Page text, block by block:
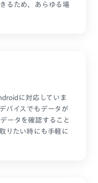
るため、あらゆる場
に対応していま
バイスでもデータが
ータを確認すること
りたい時にも手軽に